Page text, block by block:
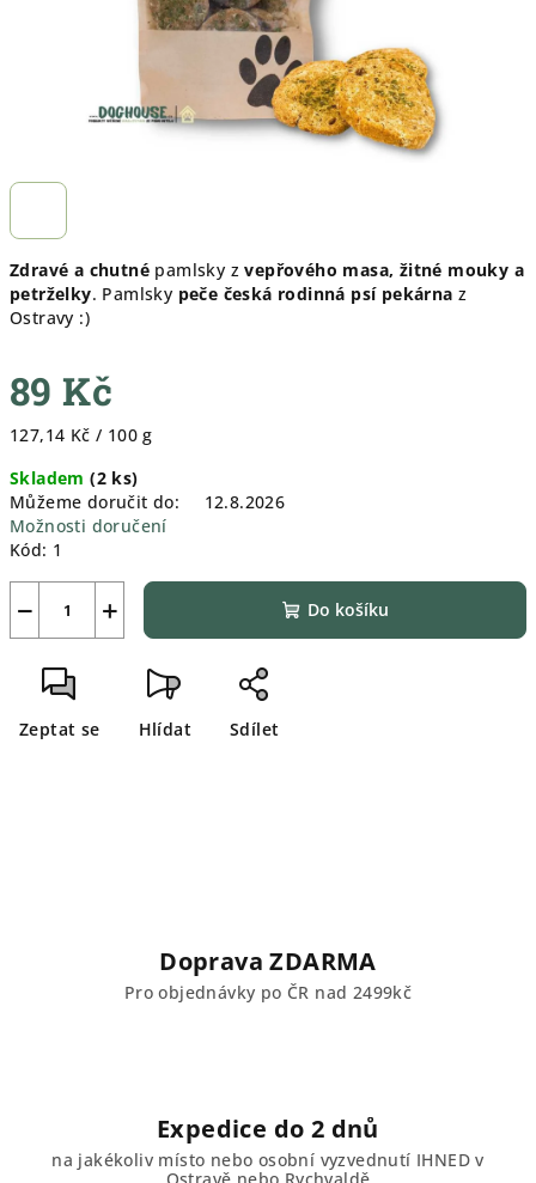
Zdravé a chutné pamlsky zvepřového masa, žitné mouky a
petrželky. Pamlsky peče česká rodinná psí pekárna z
Ostravy :)
89 Kč
Měrná
127,14 Kč / 100 g
Skladem(2 ks)
Můžeme doručit do:
12.8.2026
Možnosti doručení
Kód: 1
+
− Do košíku
Zeptat se Hlídat Sdílet
Doprava ZDARMA
Pro objednávky po ČR nad 2499kč
Expedice do 2 dnů
na jakékoliv místo nebo osobní vyzvednutí IHNED v